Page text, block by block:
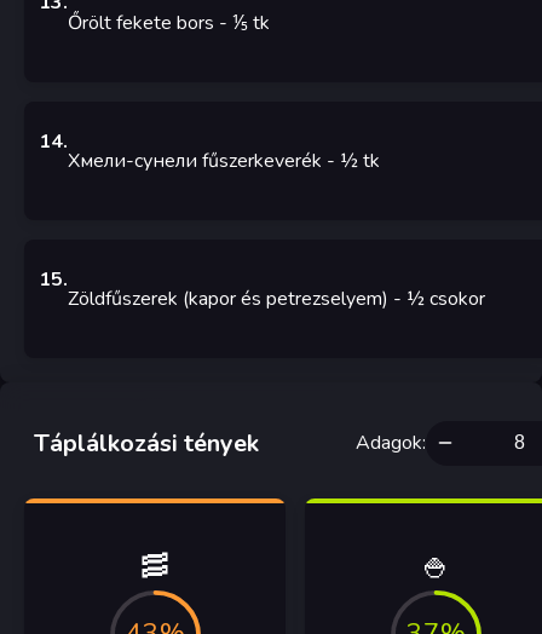
Őrölt fekete bors - ⅕tk
14.
Хмели-сунели fűszerkeverék - ½tk
15.
Zöldfűszerek (kapor és petrezselyem) - ½csokor
Táplálkozási tények Adagok:
🥓 🍚